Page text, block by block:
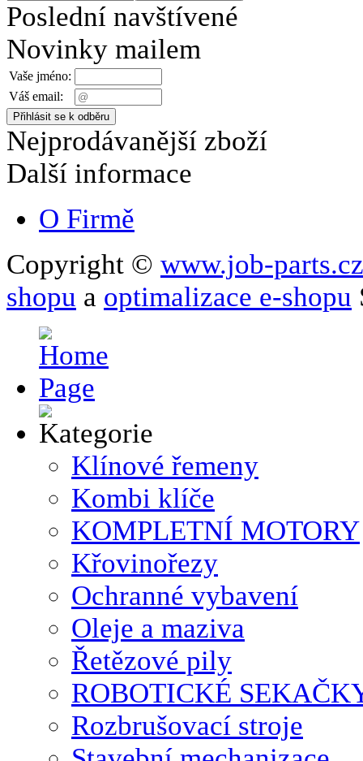
Poslední navštívené
Novinky mailem
Vaše jméno:
Váš email:
Nejprodávanější zboží
Další informace
O Firmě
Copyright © www.job-parts.cz
shopu a optimalizace e-shopu
Klínové řemeny
Kombi klíče
KOMPLETNÍ MOTORY
Křovinořezy
Ochranné vybavení
Oleje a maziva
Řetězové pily
ROBOTICKÉ
Rozbrušovací stroje